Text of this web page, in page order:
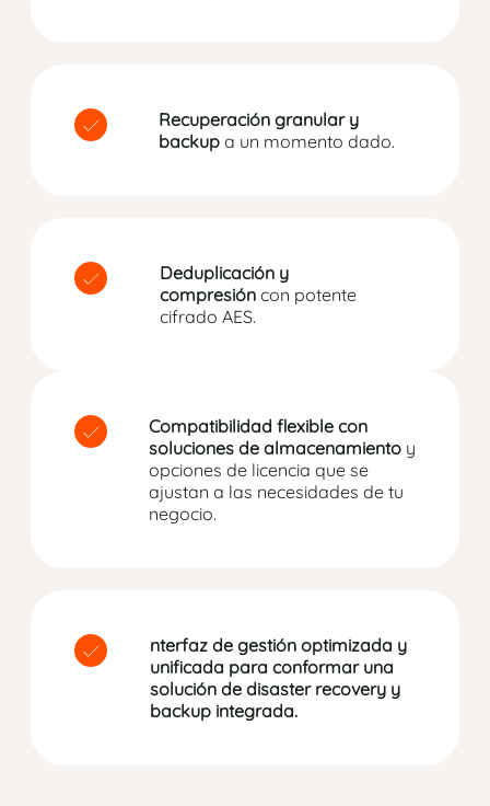
Recuperación granular y
backup a un momento dado.
Deduplicación y
compresióncon potente
cifrado AES.
Compatibilidad flexible con
soluciones de almacenamientoy
opciones de licencia que se
ajustan a las necesidades de tu
negocio.
nterfaz de gestión optimizada y
unificada para conformar una
solución de disaster recovery y
backup integrada.